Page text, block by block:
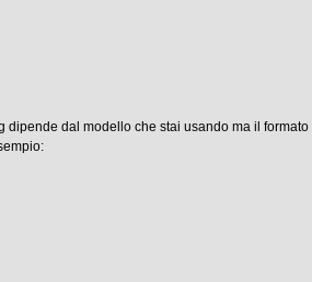
dipende dal modello che stai usando ma il